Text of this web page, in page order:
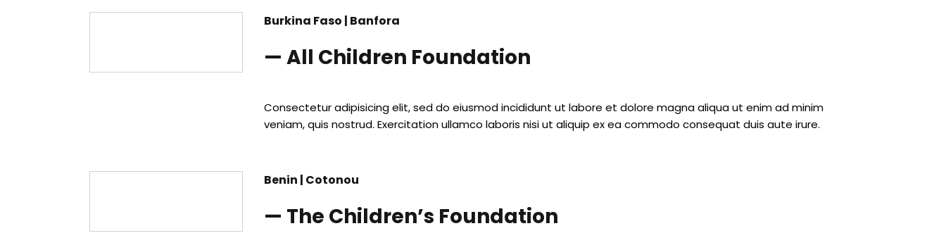
Burkina Faso | Banfora
— All Children Foundation
Consectetur adipisicing elit, sed do eiusmod incididunt ut labore et dolore magna aliqua ut enim ad minim
veniam, quis nostrud. Exercitation ullamco laboris nisi ut aliquip ex ea commodo consequat duis aute irure.
Benin | Cotonou
— The Children’s Foundation